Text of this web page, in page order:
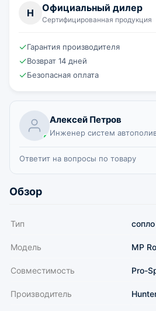
Обзор
Тип
Модель MP
Совместимость Pro-
Производитель
Н Официальный дилер
Сертифицированная продукция
✓Гарантия производителя
✓Возврат 14 дней
✓Безопасная оплата
Алексей Петров
Инженер систем
Ответит на вопросы по товару